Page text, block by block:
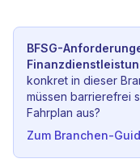
BFSG-
konkret in dieser
müssen barrierefrei
Fahrplan aus?
Zum Branchen-